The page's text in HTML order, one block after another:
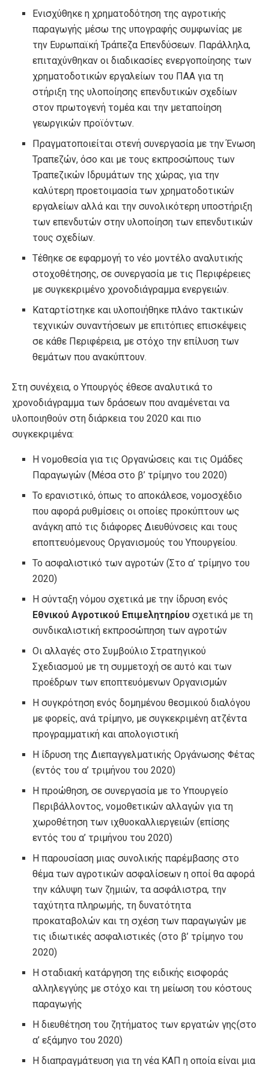
Ενισχύθηκε η χρηματοδότηση της αγροτικής
παραγωγής μέσω της υπογραφής συμφωνίας με
την Ευρωπαϊκή Τράπεζα Επενδύσεων. Παράλληλα,
επιταχύνθηκαν οι διαδικασίες ενεργοποίησης των
χρηματοδοτικών εργαλείων του ΠΑΑ για τη
στήριξη της υλοποίησης επενδυτικών σχεδίων
στον πρωτογενή τομέα και την μεταποίηση
γεωργικών προϊόντων.
Πραγματοποιείται στενή συνεργασία με την Ένωση
Τραπεζών, όσο και με τους εκπροσώπους των
Τραπεζικών Ιδρυμάτων της χώρας, για την
καλύτερη προετοιμασία των χρηματοδοτικών
εργαλείων αλλά και την συνολικότερη υποστήριξη
των επενδυτών στην υλοποίηση των επενδυτικών
τους σχεδίων.
Τέθηκε σε εφαρμογή το νέο μοντέλο αναλυτικής
στοχοθέτησης, σε συνεργασία με τις Περιφέρειες
με συγκεκριμένο χρονοδιάγραμμα ενεργειών.
Καταρτίστηκε και υλοποιήθηκε πλάνο τακτικών
τεχνικών συναντήσεων με επιτόπιες επισκέψεις
σε κάθε Περιφέρεια, με στόχο την επίλυση των
θεμάτων που ανακύπτουν.
Στη συνέχεια, ο Υπουργός έθεσε αναλυτικά το
χρονοδιάγραμμα των δράσεων που αναμένεται να
υλοποιηθούν στη διάρκεια του 2020 και πιο
συγκεκριμένα:
Η νομοθεσία για τις Οργανώσεις και τις Ομάδες
Παραγωγών (Μέσα στο β’ τρίμηνο του 2020)
Το ερανιστικό, όπως το αποκάλεσε, νομοσχέδιο
που αφορά ρυθμίσεις οι οποίες προκύπτουν ως
ανάγκη από τις διάφορες Διευθύνσεις και τους
εποπτευόμενους Οργανισμούς του Υπουργείου.
Το ασφαλιστικό των αγροτών (Στο α’ τρίμηνο του
2020)
Η σύνταξη νόμου σχετικά με την ίδρυση ενός
Εθνικού Αγροτικού Επιμελητηρίου σχετικά με τη
συνδικαλιστική εκπροσώπηση των αγροτών
Οι αλλαγές στο Συμβούλιο Στρατηγικού
Σχεδιασμού με τη συμμετοχή σε αυτό και των
προέδρων των εποπτευόμενων Οργανισμών
Η συγκρότηση ενός δομημένου θεσμικού διαλόγου
με φορείς, ανά τρίμηνο, με συγκεκριμένη ατζέντα
προγραμματική και απολογιστική
Η ίδρυση της Διεπαγγελματικής Οργάνωσης Φέτας
(εντός του α’ τριμήνου του 2020)
Η προώθηση, σε συνεργασία με το Υπουργείο
Περιβάλλοντος, νομοθετικών αλλαγών για τη
χωροθέτηση των ιχθυοκαλλιεργειών (επίσης
εντός του α’ τριμήνου του 2020)
Η παρουσίαση μιας συνολικής παρέμβασης στο
θέμα των αγροτικών ασφαλίσεων η οποί θα αφορά
την κάλυψη των ζημιών, τα ασφάλιστρα, την
ταχύτητα πληρωμής, τη δυνατότητα
προκαταβολών και τη σχέση των παραγωγών με
τις ιδιωτικές ασφαλιστικές (στο β’ τρίμηνο του
2020)
Η σταδιακή κατάργηση της ειδικής εισφοράς
αλληλεγγύης με στόχο και τη μείωση του κόστους
παραγωγής
Η διευθέτηση του ζητήματος των εργατών γης(στο
α’ εξάμηνο του 2020)
Η διαπραγμάτευση για τη νέα ΚΑΠ η οποία είναι μια